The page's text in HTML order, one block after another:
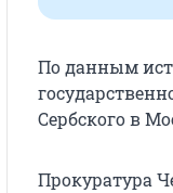
По данным
Сербского в
Прокуратура